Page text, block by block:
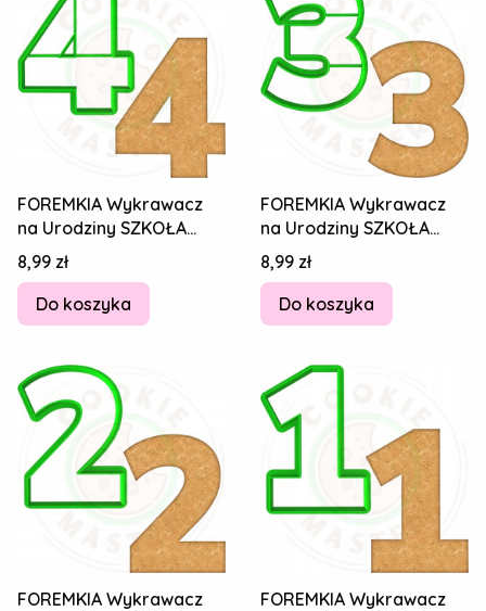
FOREMKIA Wykrawacz
na Urodziny SZKOŁA
STUDIA NAUKA Cyfra
Numer Liczba 4 8cm
Cena
8,99 zł
Do koszyka
FOREMKIA Wykrawacz
na Urodziny SZKOŁA
STUDIA NAUKA Cyfra
Numer Liczba 3 8cm
Cena
8,99 zł
Do koszyka
FOREMKIA Wykrawacz
FOREMKIA Wykrawacz